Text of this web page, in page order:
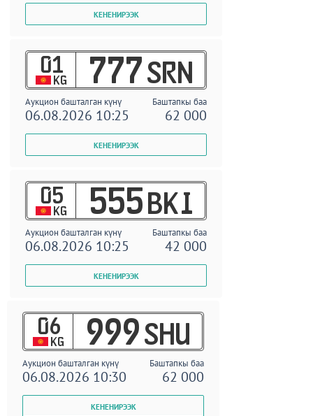
01
KG 777 SRN
Аукцион башталган күнү Баштапкы баа
06.08.2026 10:25 62 000
05
KG 555 BKI
Аукцион башталган күнү Баштапкы баа
06.08.2026 10:25 42 000
06
KG 999 SHU
Аукцион башталган күнү Баштапкы баа
06.08.2026 10:30 62 000